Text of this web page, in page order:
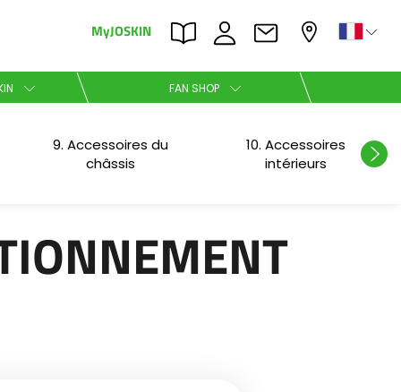
MyJOSKIN
FAN SHOP ×
×
Nederlands
9. Accessoires du
châssis
10. Accessoires
intérieurs